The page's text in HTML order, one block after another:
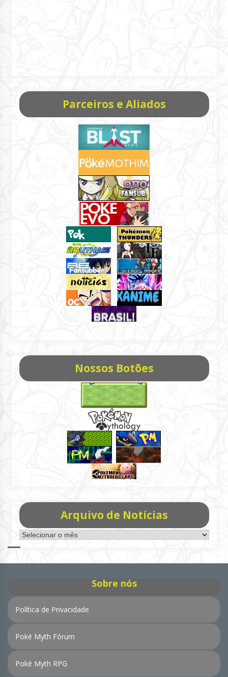
Parceiros e Aliados
Nossos Botões
Arquivo de Notícias
Arquivo
de
Sobre nós
Política de Privacidade
Poké Myth Fórum
Poké Myth RPG